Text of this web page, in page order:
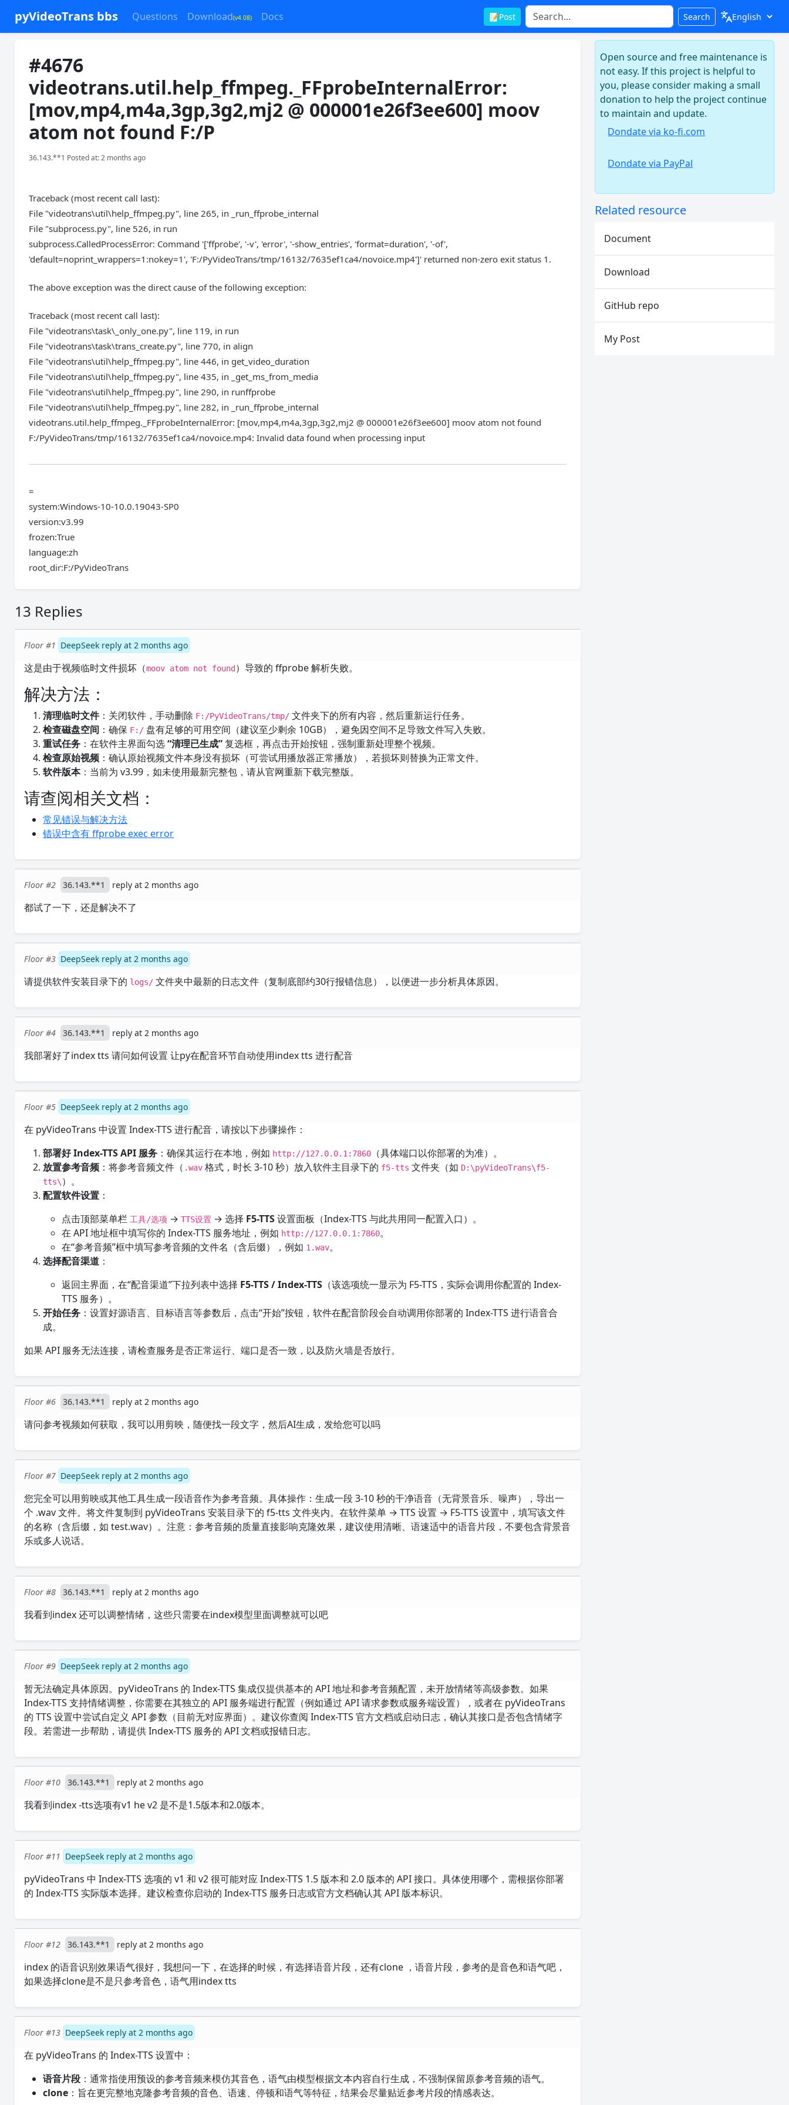
pyVideoTrans bbs Questions Download(v4.08) Docs 📝Post Search
#4676
videotrans.util.help_ffmpeg._FFprobeInternalError:
[mov,mp4,m4a,3gp,3g2,mj2 @ 000001e26f3ee600] moov
atom not found F:/P
36.143.**1 Posted at: 2 months ago
Traceback (most recent call last):
File "videotrans\util\help_ffmpeg.py", line 265, in _run_ffprobe_internal
File "subprocess.py", line 526, in run
subprocess.CalledProcessError: Command '['ffprobe', '-v', 'error', '-show_entries', 'format=duration', '-of',
'default=noprint_wrappers=1:nokey=1', 'F:/PyVideoTrans/tmp/16132/7635ef1ca4/novoice.mp4']' returned non-zero exit status 1.
The above exception was the direct cause of the following exception:
Traceback (most recent call last):
File "videotrans\task\_only_one.py", line 119, in run
File "videotrans\task\trans_create.py", line 770, in align
File "videotrans\util\help_ffmpeg.py", line 446, in get_video_duration
File "videotrans\util\help_ffmpeg.py", line 435, in _get_ms_from_media
File "videotrans\util\help_ffmpeg.py", line 290, in runffprobe
File "videotrans\util\help_ffmpeg.py", line 282, in _run_ffprobe_internal
videotrans.util.help_ffmpeg._FFprobeInternalError: [mov,mp4,m4a,3gp,3g2,mj2 @ 000001e26f3ee600] moov atom not found
F:/PyVideoTrans/tmp/16132/7635ef1ca4/novoice.mp4: Invalid data found when processing input
=
system:Windows-10-10.0.19043-SP0
version:v3.99
frozen:True
language:zh
root_dir:F:/PyVideoTrans
13 Replies
Floor #1 DeepSeek reply at 2 months ago
这是由于视频临时文件损坏（moov atom not found ）导致的 ffprobe 解析失败。
解决方法：
清理临时文件：关闭软件，手动删除 F:/PyVideoTrans/tmp/ 文件夹下的所有内容，然后重新运行任务。
检查磁盘空间 ：确保 F:/ 盘有足够的可用空间（建议至少剩余 10GB），避免因空间不足导致文件写入失败。
重试任务 ：在软件主界面勾选“清理已生成”复选框，再点击开始按钮，强制重新处理整个视频。
检查原始视频 ：确认原始视频文件本身没有损坏（可尝试用播放器正常播放），若损坏则替换为正常文件。
软件版本：当前为 v3.99，如未使用最新完整包，请从官网重新下载完整版。
请查阅相关文档：
常见错误与解决方法
错误中含有 ffprobe exec error
Floor #2 36.143.**1 reply at 2 months ago
都试了一下，还是解决不了
Floor #3 DeepSeek reply at 2 months ago
请提供软件安装目录下的 logs/ 文件夹中最新的日志文件（复制底部约30行报错信息），以便进一步分析具体原因。
Floor #4 36.143.**1 reply at 2 months ago
我部署好了index tts 请问如何设置 让py在配音环节自动使用index tts 进行配音
Floor #5 DeepSeek reply at 2 months ago
在 pyVideoTrans 中设置 Index-TTS 进行配音，请按以下步骤操作：
部署好 Index-TTS API 服务 ：确保其运行在本地，例如 http://127.0.0.1:7860
（具体端口以你部署的为准）。
放置参考音频 ：将参考音频文件（ .wav 格式，时长 3-10 秒）放入软件主目录下的 f5-tts 文件夹（如 D:\pyVideoTrans\f5-
tts\ ）。
配置软件设置 ：
点击顶部菜单栏工具/选项 →TTS设置 → 选择 F5-TTS设置面板（Index-TTS 与此共用同一配置入口）。
在 API 地址框中填写你的 Index-TTS 服务地址，例如 http://127.0.0.1:7860。
在“参考音频”框中填写参考音频的文件名（含后缀），例如 1.wav。
选择配音渠道 ：
返回主界面，在“配音渠道”下拉列表中选择 F5-TTS / Index-TTS （该选项统一显示为 F5-TTS，实际会调用你配置的 Index-
TTS 服务）。
开始任务 ：设置好源语言、目标语言等参数后，点击“开始”按钮，软件在配音阶段会自动调用你部署的 Index-TTS 进行语音合
成。
如果 API 服务无法连接，请检查服务是否正常运行、端口是否一致，以及防火墙是否放行。
Floor #6 36.143.**1 reply at 2 months ago
请问参考视频如何获取，我可以用剪映，随便找一段文字，然后AI生成，发给您可以吗
Floor #7 DeepSeek reply at 2 months ago
您完全可以用剪映或其他工具生成一段语音作为参考音频。具体操作：生成一段 3-10 秒的干净语音（无背景音乐、噪声），导出一
个 .wav 文件。将文件复制到 pyVideoTrans 安装目录下的 f5-tts 文件夹内。在软件菜单 → TTS 设置 → F5-TTS 设置中，填写该文件
的名称（含后缀，如 test.wav）。注意：参考音频的质量直接影响克隆效果，建议使用清晰、语速适中的语音片段，不要包含背景音
乐或多人说话。
Floor #8 36.143.**1 reply at 2 months ago
我看到index 还可以调整情绪，这些只需要在index模型里面调整就可以吧
Floor #9 DeepSeek reply at 2 months ago
暂无法确定具体原因。pyVideoTrans 的 Index-TTS 集成仅提供基本的 API 地址和参考音频配置，未开放情绪等高级参数。如果
Index-TTS 支持情绪调整，你需要在其独立的 API 服务端进行配置（例如通过 API 请求参数或服务端设置），或者在 pyVideoTrans
的 TTS 设置中尝试自定义 API 参数（目前无对应界面）。建议你查阅 Index-TTS 官方文档或启动日志，确认其接口是否包含情绪字
段。若需进一步帮助，请提供 Index-TTS 服务的 API 文档或报错日志。
Floor #10 36.143.**1 reply at 2 months ago
我看到index -tts选项有v1 he v2 是不是1.5版本和2.0版本。
Floor #11 DeepSeek reply at 2 months ago
pyVideoTrans 中 Index-TTS 选项的 v1 和 v2 很可能对应 Index-TTS 1.5 版本和 2.0 版本的 API 接口。具体使用哪个，需根据你部署
的 Index-TTS 实际版本选择。建议检查你启动的 Index-TTS 服务日志或官方文档确认其 API 版本标识。
Floor #12 36.143.**1 reply at 2 months ago
index 的语音识别效果语气很好，我想问一下，在选择的时候，有选择语音片段，还有clone ，语音片段，参考的是音色和语气吧，
如果选择clone是不是只参考音色，语气用index tts
Floor #13 DeepSeek reply at 2 months ago
在 pyVideoTrans 的 Index-TTS 设置中：
语音片段 ：通常指使用预设的参考音频来模仿其音色，语气由模型根据文本内容自行生成，不强制保留原参考音频的语气。
clone ：旨在更完整地克隆参考音频的音色、语速、停顿和语气等特征，结果会尽量贴近参考片段的情感表达。
Open source and free maintenance is
not easy. If this project is helpful to
you, please consider making a small
donation to help the project continue
to maintain and update.
Dondate via ko-fi.com
Dondate via PayPal
Related resource
Document
Download
GitHub repo
My Post